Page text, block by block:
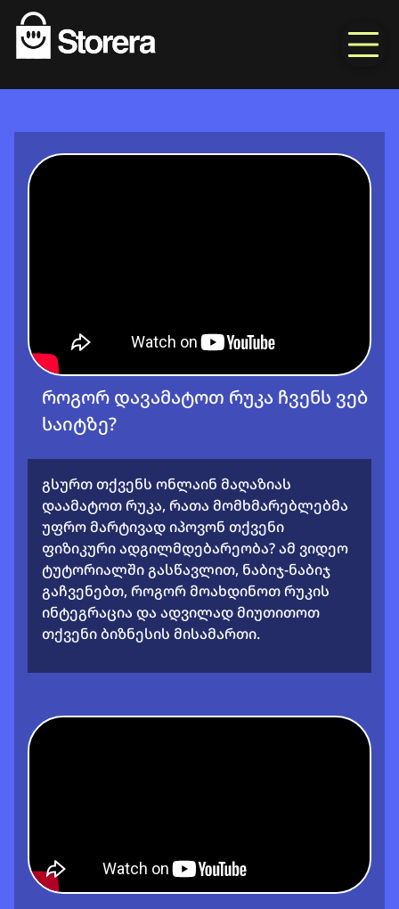
როგორ დავამატოთ რუკა ჩვენს ვებ
საიტზე?
გსურთ თქვენს ონლაინ მაღაზიას
დაამატოთ რუკა, რათა მომხმარებლებმა
უფრო მარტივად იპოვონ თქვენი
ფიზიკური ადგილმდებარეობა? ამ ვიდეო
ტუტორიალში გასწავლით, ნაბიჯ-ნაბიჯ
გაჩვენებთ, როგორ მოახდინოთ რუკის
ინტეგრაცია და ადვილად მიუთითოთ
თქვენი ბიზნესის მისამართი.